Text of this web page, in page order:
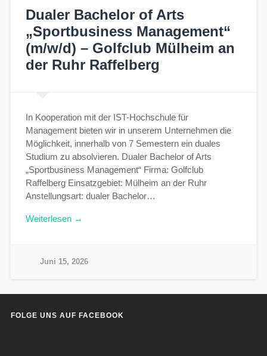
Dualer Bachelor of Arts
„Sportbusiness Management“
(m/w/d) – Golfclub Mülheim an
der Ruhr Raffelberg
In Kooperation mit der IST-Hochschule für
Management bieten wir in unserem Unternehmen die
Möglichkeit, innerhalb von 7 Semestern ein duales
Studium zu absolvieren. Dualer Bachelor of Arts
„Sportbusiness Management“ Firma: Golfclub
Raffelberg Einsatzgebiet: Mülheim an der Ruhr
Anstellungsart: dualer Bachelor…
Weiterlesen →
Juni 15, 2026
FOLGE UNS AUF FACEBOOK